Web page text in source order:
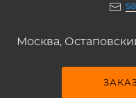
Москва,